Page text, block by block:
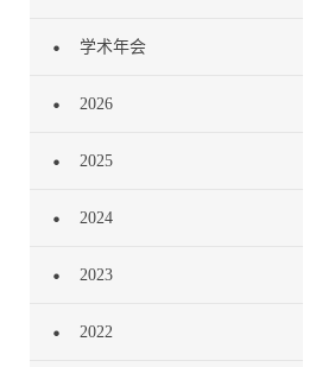
学术年会
2026
2025
2024
2023
2022